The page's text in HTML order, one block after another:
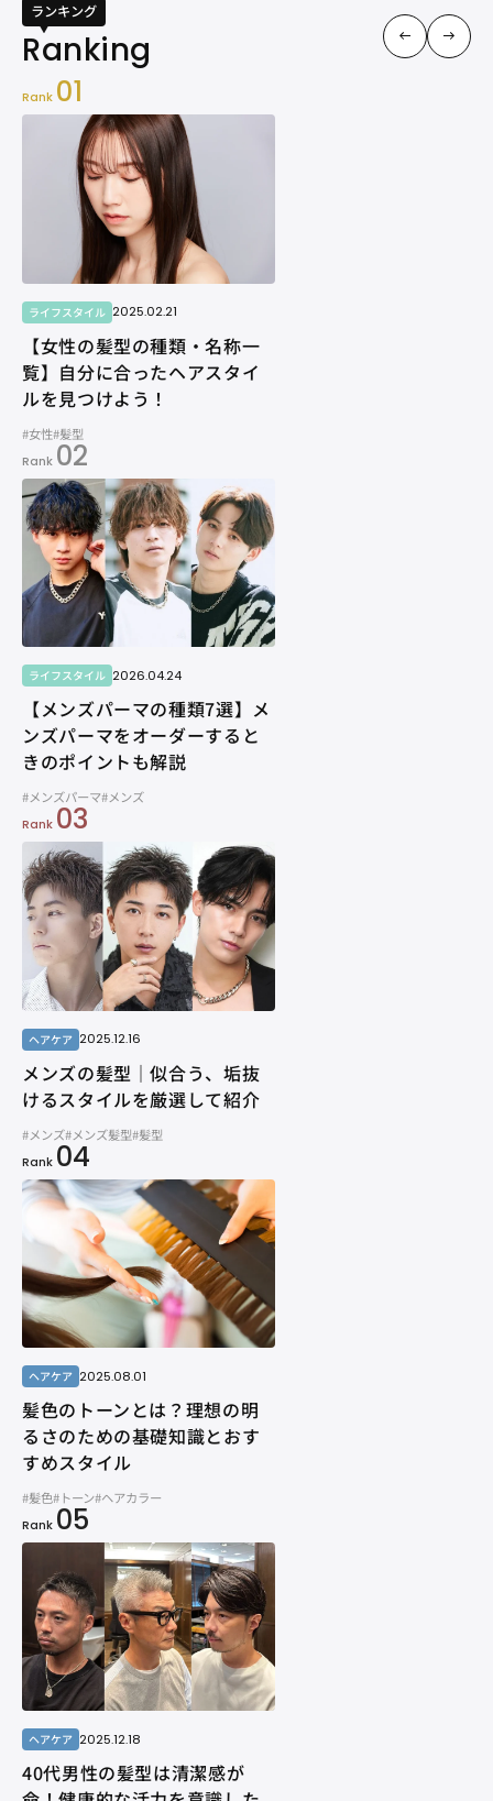
ランキング
Rank 01
ライフスタイル 2025.02.21
【女性の髪型の種類・名称一
覧】自分に合ったヘアスタイ
ルを見つけよう！
#女性#髪型
Rank 02
ライフスタイル 2026.04.24
【メンズパーマの種類7選】メ
ンズパーマをオーダーすると
きのポイントも解説
#メンズパーマ#メンズ
Rank 03
ヘアケア 2025.12.16
メンズの髪型｜似合う、垢抜
けるスタイルを厳選して紹介
#メンズ#メンズ髪型#髪型
Rank 04
ヘアケア 2025.08.01
髪色のトーンとは？理想の明
るさのための基礎知識とおす
すめスタイル
#髪色#トーン#ヘアカラー
Rank 05
ヘアケア 2025.12.18
40代男性の髪型は清潔感が